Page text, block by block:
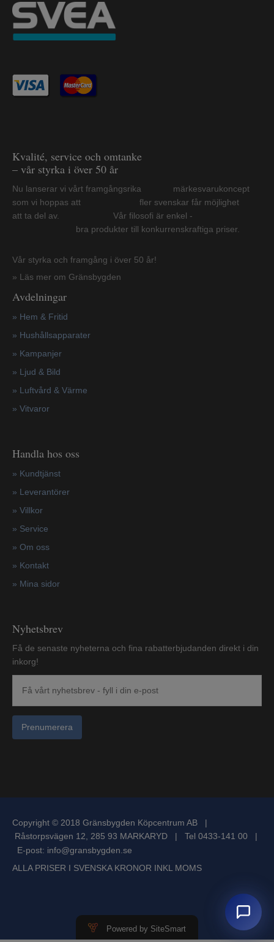
Kvalité, service och omtanke
– vår styrka i över 50 år
Nu lanserar vi vårt framgångsrika märkesvarukoncept
som vi hoppas att fler svenskar får möjlighet
att ta del av. Vår filosofi är enkel -
bra produkter till konkurrenskraftiga priser.
Vår styrka och framgång i över 50 år!
» Läs mer om Gränsbygden
Avdelningar
» Hem & Fritid
» Hushållsapparater
» Kampanjer
» Ljud & Bild
» Luftvård & Värme
» Vitvaror
Handla hos oss
» Kundtjänst
» Leverantörer
» Villkor
» Service
» Om oss
» Kontakt
» Mina sidor
Nyhetsbrev
Få de senaste nyheterna och fina rabatterbjudanden direkt i din
inkorg!
Prenumerera
Copyright © 2018 Gränsbygden Köpcentrum AB |
Råstorpsvägen 12, 285 93 MARKARYD | Tel 0433-141 00 |
E-post: info@gransbygden.se
ALLA PRISER I SVENSKA KRONOR INKL MOMS
Powered by SiteSmart